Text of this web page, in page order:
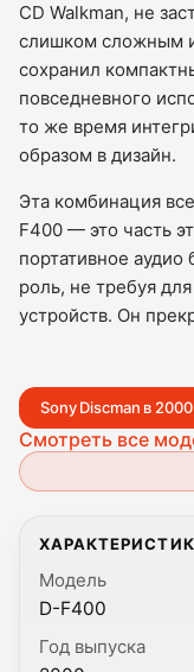
CD Walkman, не
слишком сложным
сохранил
повседневного
то же время
образом в дизайн.
Эта комбинация
F400 — это часть
портативное
роль, не требуя
устройств. Он
Sony Discman в 2000
Смотреть все
Модель
D-F400
Год выпуска